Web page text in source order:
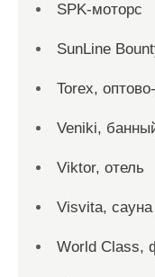
SPK-моторс
SunLine
Torex,
Veniki,
Viktor, отель
Visvita, сауна
World Class,